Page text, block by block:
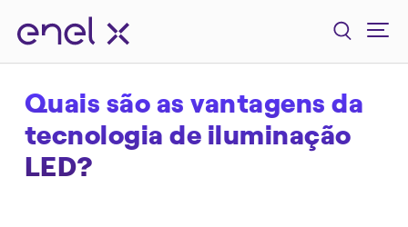
Quais são as vantagens da
tecnologia de iluminação
LED?